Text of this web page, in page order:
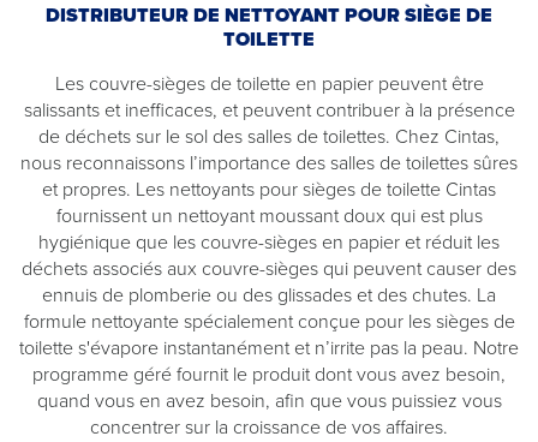
DISTRIBUTEUR DE NETTOYANT POUR SIÈGE DE
TOILETTE
Les couvre-sièges de toilette en papier peuvent être
salissants et inefficaces, et peuvent contribuer à la présence
de déchets sur le sol des salles de toilettes. Chez Cintas,
nous reconnaissons l’importance des salles de toilettes sûres
et propres. Les nettoyants pour sièges de toilette Cintas
fournissent un nettoyant moussant doux qui est plus
hygiénique que les couvre-sièges en papier et réduit les
déchets associés aux couvre-sièges qui peuvent causer des
ennuis de plomberie ou des glissades et des chutes. La
formule nettoyante spécialement conçue pour les sièges de
toilette s'évapore instantanément et n’irrite pas la peau. Notre
programme géré fournit le produit dont vous avez besoin,
quand vous en avez besoin, afin que vous puissiez vous
concentrer sur la croissance de vos affaires.